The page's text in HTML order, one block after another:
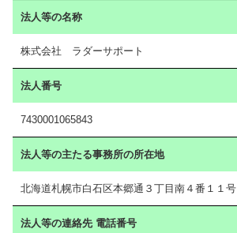
法人等の名称
株式会社 ラダーサポート
法人番号
7430001065843
法人等の主たる事務所の所在地
北海道札幌市白石区本郷通３丁目南４番１１号
法人等の連絡先 電話番号